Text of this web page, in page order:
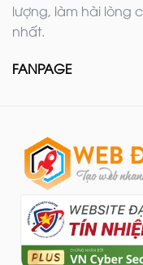
lượng, làm hài lòng
nhất.
FANPAGE